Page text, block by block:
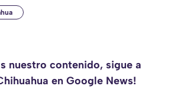
nuestro contenido, sigue a
en Google News!